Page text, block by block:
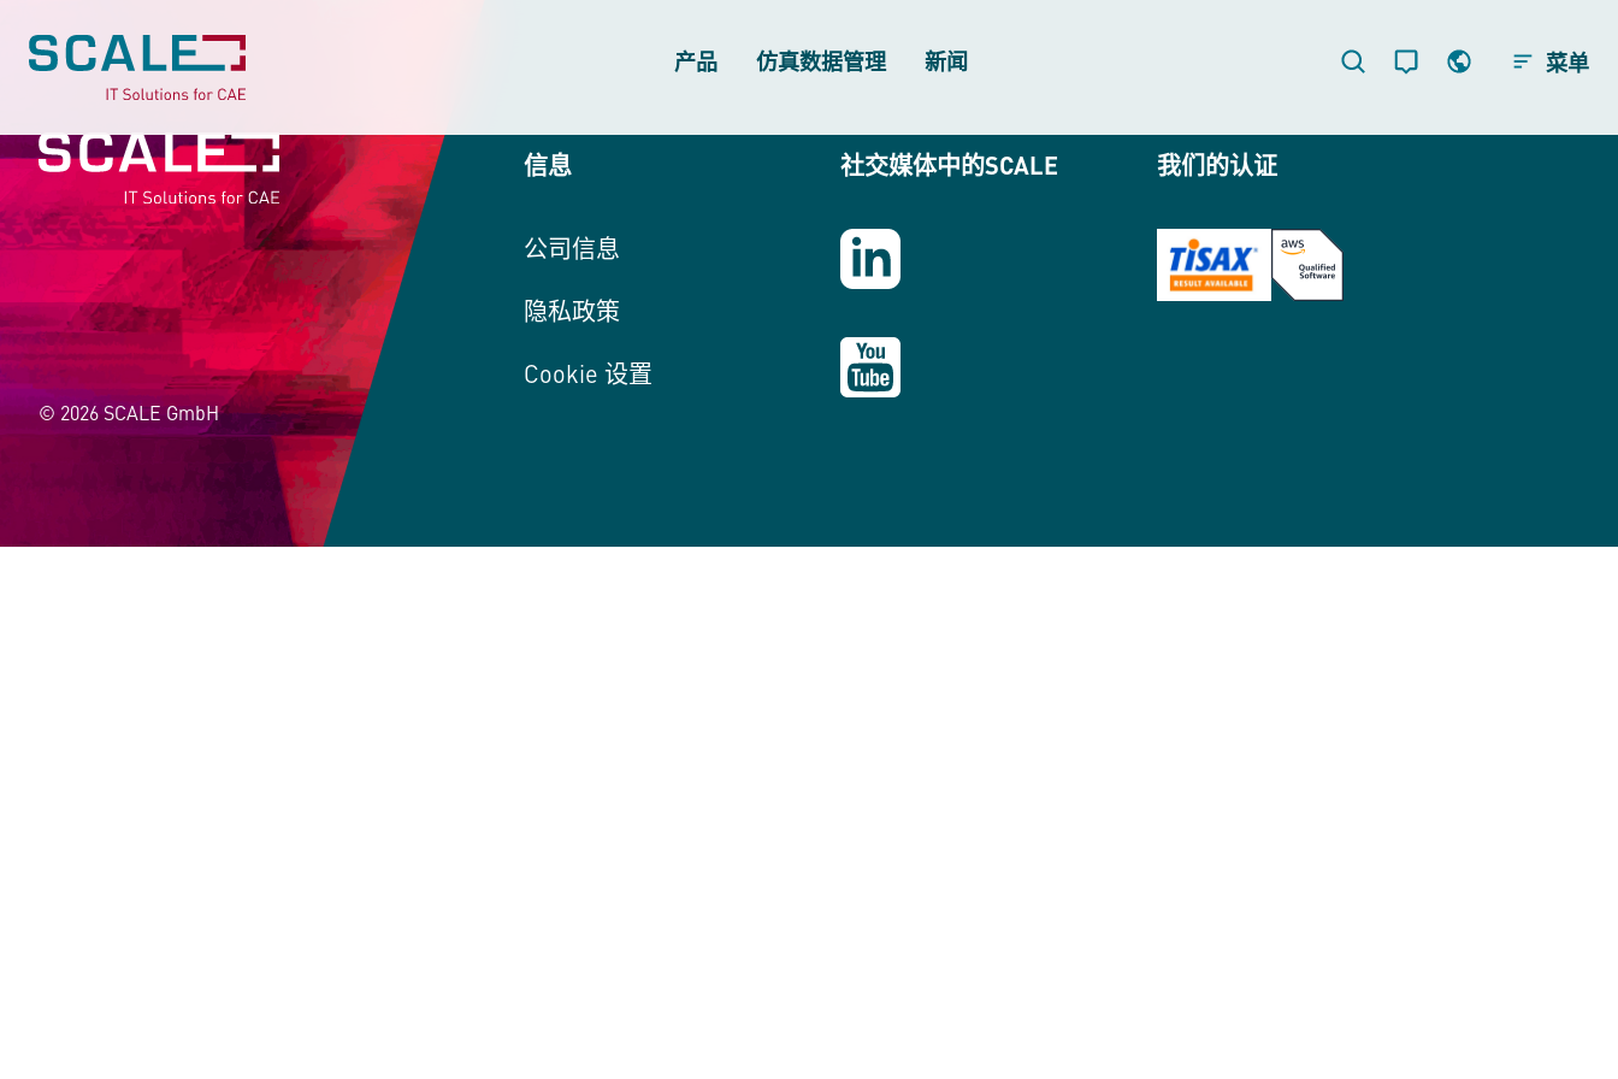
产品 仿真数据管理 新闻 菜单
© 2026 SCALE GmbH
信息
公司信息
隐私政策
Cookie 设置
社交媒体中的SCALE 我们的认证